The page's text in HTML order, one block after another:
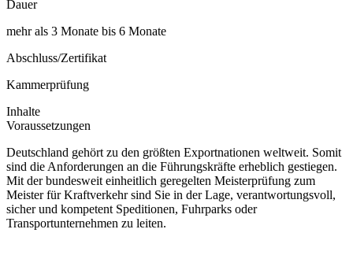
Dauer
mehr als 3 Monate bis 6 Monate
Abschluss/Zertifikat
Kammerprüfung
Inhalte
Voraussetzungen
Deutschland gehört zu den größten Exportnationen weltweit. Somit
sind die Anforderungen an die Führungskräfte erheblich gestiegen.
Mit der bundesweit einheitlich geregelten Meisterprüfung zum
Meister für Kraftverkehr sind Sie in der Lage, verantwortungsvoll,
sicher und kompetent Speditionen, Fuhrparks oder
Transportunternehmen zu leiten.